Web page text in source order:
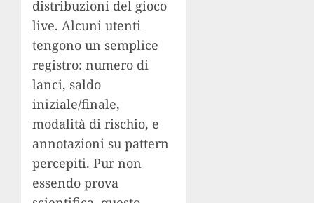
distribuzioni del gioco
live. Alcuni utenti
tengono un semplice
registro: numero di
lanci, saldo
iniziale/finale,
modalità di rischio, e
annotazioni su pattern
percepiti. Pur non
essendo prova